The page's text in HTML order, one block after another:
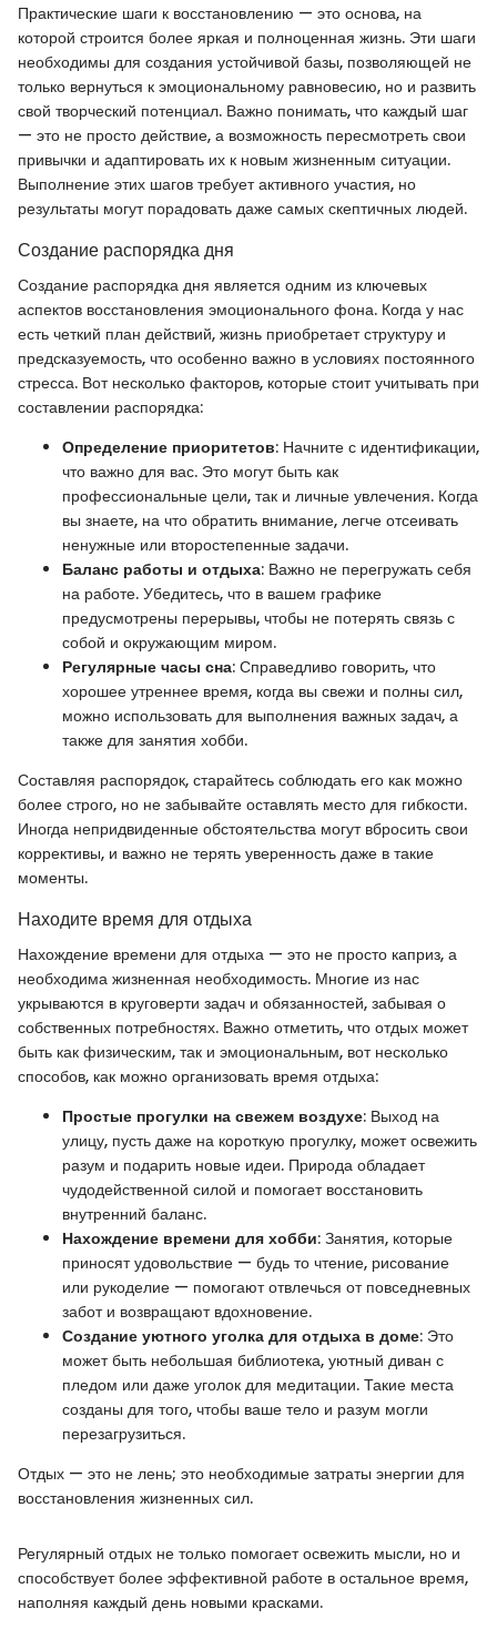
Практические шаги к восстановлению — это основа, на
которой строится более яркая и полноценная жизнь. Эти шаги
необходимы для создания устойчивой базы, позволяющей не
только вернуться к эмоциональному равновесию, но и развить
свой творческий потенциал. Важно понимать, что каждый шаг
— это не просто действие, а возможность пересмотреть свои
привычки и адаптировать их к новым жизненным ситуации.
Выполнение этих шагов требует активного участия, но
результаты могут порадовать даже самых скептичных людей.
Создание распорядка дня
Создание распорядка дня является одним из ключевых
аспектов восстановления эмоционального фона. Когда у нас
есть четкий план действий, жизнь приобретает структуру и
предсказуемость, что особенно важно в условиях постоянного
стресса. Вот несколько факторов, которые стоит учитывать при
составлении распорядка:
Определение приоритетов: Начните с идентификации,
что важно для вас. Это могут быть как
профессиональные цели, так и личные увлечения. Когда
вы знаете, на что обратить внимание, легче отсеивать
ненужные или второстепенные задачи.
Баланс работы и отдыха: Важно не перегружать себя
на работе. Убедитесь, что в вашем графике
предусмотрены перерывы, чтобы не потерять связь с
собой и окружающим миром.
Регулярные часы сна: Справедливо говорить, что
хорошее утреннее время, когда вы свежи и полны сил,
можно использовать для выполнения важных задач, а
также для занятия хобби.
Составляя распорядок, старайтесь соблюдать его как можно
более строго, но не забывайте оставлять место для гибкости.
Иногда непридвиденные обстоятельства могут вбросить свои
коррективы, и важно не терять уверенность даже в такие
моменты.
Находите время для отдыха
Нахождение времени для отдыха — это не просто каприз, а
необходима жизненная необходимость. Многие из нас
укрываются в круговерти задач и обязанностей, забывая о
собственных потребностях. Важно отметить, что отдых может
быть как физическим, так и эмоциональным, вот несколько
способов, как можно организовать время отдыха:
Простые прогулки на свежем воздухе: Выход на
улицу, пусть даже на короткую прогулку, может освежить
разум и подарить новые идеи. Природа обладает
чудодейственной силой и помогает восстановить
внутренний баланс.
Нахождение времени для хобби: Занятия, которые
приносят удовольствие — будь то чтение, рисование
или рукоделие — помогают отвлечься от повседневных
забот и возвращают вдохновение.
Создание уютного уголка для отдыха в доме: Это
может быть небольшая библиотека, уютный диван с
пледом или даже уголок для медитации. Такие места
созданы для того, чтобы ваше тело и разум могли
перезагрузиться.
Отдых — это не лень; это необходимые затраты энергии для
восстановления жизненных сил.
Регулярный отдых не только помогает освежить мысли, но и
способствует более эффективной работе в остальное время,
наполняя каждый день новыми красками.